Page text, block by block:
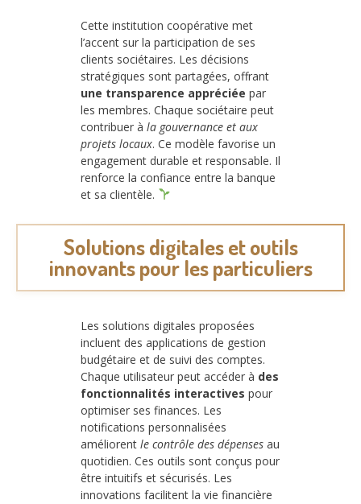
Cette institution coopérative met
l’accent sur la participation de ses
clients sociétaires. Les décisions
stratégiques sont partagées, offrant
une transparence appréciée par
les membres. Chaque sociétaire peut
contribuer à la gouvernance et aux
projets locaux. Ce modèle favorise un
engagement durable et responsable. Il
renforce la confiance entre la banque
et sa clientèle.
Solutions digitales et outils
innovants pour les particuliers
Les solutions digitales proposées
incluent des applications de gestion
budgétaire et de suivi des comptes.
Chaque utilisateur peut accéder à des
fonctionnalités interactives pour
optimiser ses finances. Les
notifications personnalisées
améliorent le contrôle des dépenses au
quotidien. Ces outils sont conçus pour
être intuitifs et sécurisés. Les
innovations facilitent la vie financière